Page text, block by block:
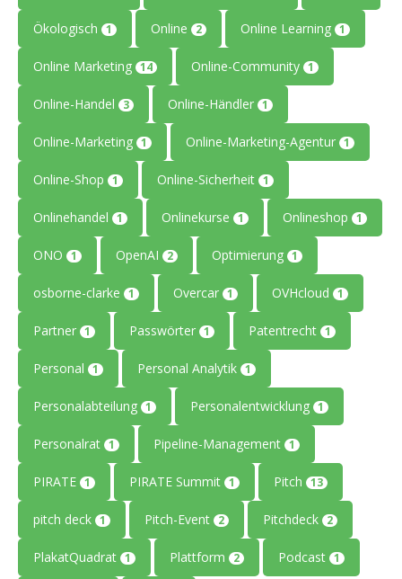
Ökologisch 1 Online 2 Online Learning 1
Online Marketing 14 Online-Community 1
Online-Handel 3 Online-Händler 1
Online-Marketing 1 Online-Marketing-Agentur 1
Online-Shop 1 Online-Sicherheit 1
Onlinehandel 1 Onlinekurse 1 Onlineshop 1
ONO 1 OpenAI 2 Optimierung 1
osborne-clarke 1 Overcar 1 OVHcloud 1
Partner 1 Passwörter 1 Patentrecht 1
Personal 1 Personal Analytik 1
Personalabteilung 1 Personalentwicklung 1
Personalrat 1 Pipeline-Management 1
PIRATE 1 PIRATE Summit 1 Pitch 13
pitch deck 1 Pitch-Event 2 Pitchdeck 2
PlakatQuadrat 1 Plattform 2 Podcast 1